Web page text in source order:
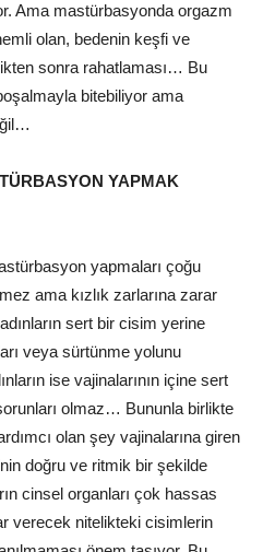
Ama mastürbasyonda orgazm
olan, bedenin keşfi ve
sonra rahatlaması… Bu
bitebiliyor ama
YAPMAK
yapmaları çoğu
ama kızlık zarlarına zarar
sert bir cisim yerine
veya sürtünme yolunu
ise vajinalarının içine sert
olmaz… Bununla birlikte
olan şey vajinalarına giren
doğru ve ritmik bir şekilde
cinsel organları çok hassas
verecek nitelikteki cisimlerin